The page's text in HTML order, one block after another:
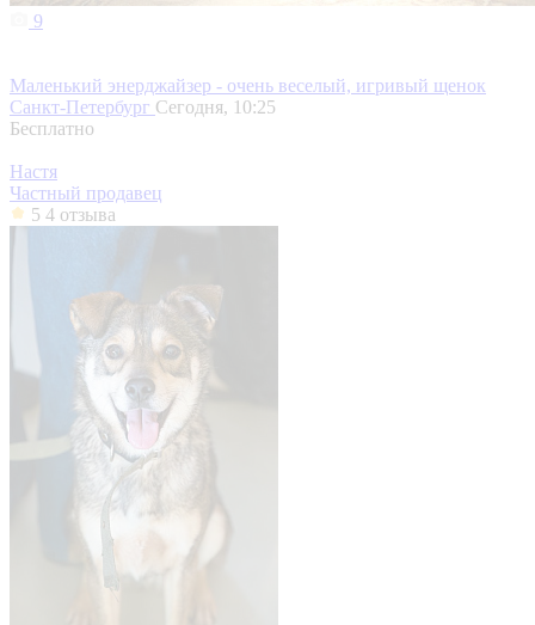
9
Маленький энерджайзер - очень веселый, игривый щенок
Санкт-Петербург Сегодня, 10:25
Бесплатно
Настя
Частный продавец
5 4 отзыва